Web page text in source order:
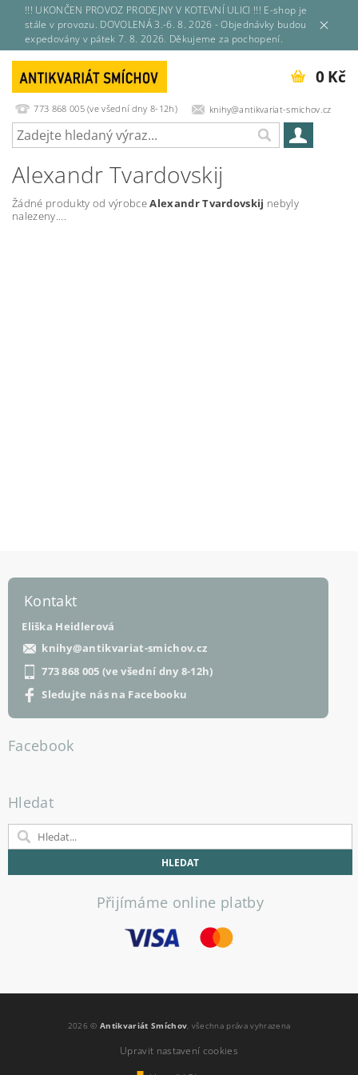
!!! UKONČEN PROVOZ PRODEJNY V KOTEVNÍ ULICI !!! E-shop je
stále v provozu. DOVOLENÁ 3.-6. 8. 2026 - Objednávky budou
expedovány v pátek 7. 8. 2026. Děkujeme za pochopení.
773 868 005 (ve všední dny 8-12h) knihy@antikvariat-smichov.cz
0 Kč
Alexandr Tvardovskij
Žádné produkty od výrobceAlexandr Tvardovskij nebyly
nalezeny....
Kontakt
Eliška Heidlerová
knihy@antikvariat-smichov.cz
773 868 005 (ve všední dny 8-12h)
Sledujte nás na Facebooku
Facebook
Hledat
Přijímáme online platby
2026 ©Antikvariát Smíchov , všechna práva vyhrazena
Upravit nastavení cookies